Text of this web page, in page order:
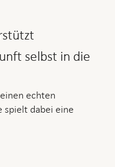
selbst in die
echten
spielt dabei eine